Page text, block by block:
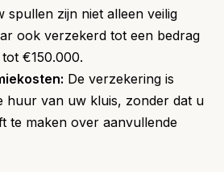
spullen zijn niet alleen veilig
ook verzekerd tot een bedrag
€150.000.
De verzekering is
huur van uw kluis, zonder dat u
te maken over aanvullende